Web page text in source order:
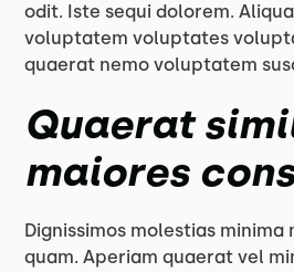
odit. Iste sequi dolorem.
voluptatem voluptates
quaerat nemo voluptatem
Quaerat
maiores
Dignissimos molestias minima
quam. Aperiam quaerat vel